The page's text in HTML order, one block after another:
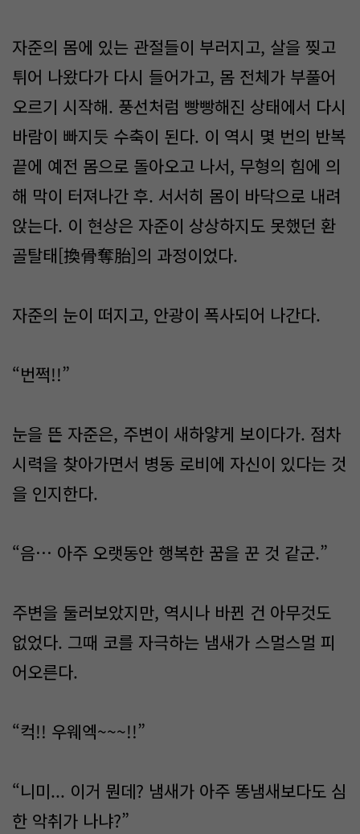
자준의 몸에 있는 관절들이 부러지고, 살을 찢고
튀어 나왔다가 다시 들어가고, 몸 전체가 부풀어
오르기 시작해. 풍선처럼 빵빵해진 상태에서 다시
바람이 빠지듯 수축이 된다. 이 역시 몇 번의 반복
끝에 예전 몸으로 돌아오고 나서, 무형의 힘에 의
해 막이 터져나간 후. 서서히 몸이 바닥으로 내려
앉는다. 이 현상은 자준이 상상하지도 못했던 환
골탈태[換骨奪胎]의 과정이었다.
자준의 눈이 떠지고, 안광이 폭사되어 나간다.
“번쩍!!”
눈을 뜬 자준은, 주변이 새하얗게 보이다가. 점차
시력을 찾아가면서 병동 로비에 자신이 있다는 것
을 인지한다.
“음… 아주 오랫동안 행복한 꿈을 꾼 것 같군.”
주변을 둘러보았지만, 역시나 바뀐 건 아무것도
없었다. 그때 코를 자극하는 냄새가 스멀스멀 피
어오른다.
“컥!! 우웨엑~~~!!”
“니미... 이거 뭔데? 냄새가 아주 똥냄새보다도 심
한 악취가 나냐?”